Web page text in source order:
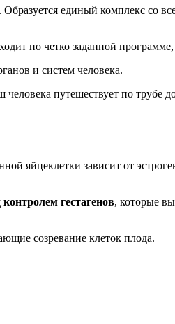
единый комплекс со
по четко заданной
и систем человека.
путешествует по трубе
яйцеклетки зависит от
гестагенов, которые
созревание клеток плода.